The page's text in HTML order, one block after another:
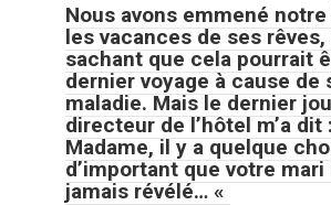
Nous avons emmené
les vacances de ses rêves,
sachant que cela pourrait
dernier voyage à cause de
maladie. Mais le dernier
directeur de l’hôtel m’a dit
Madame, il y a quelque
d’important que votre mari
jamais révélé… «